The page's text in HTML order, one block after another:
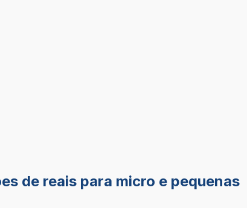
de reais para micro e pequenas